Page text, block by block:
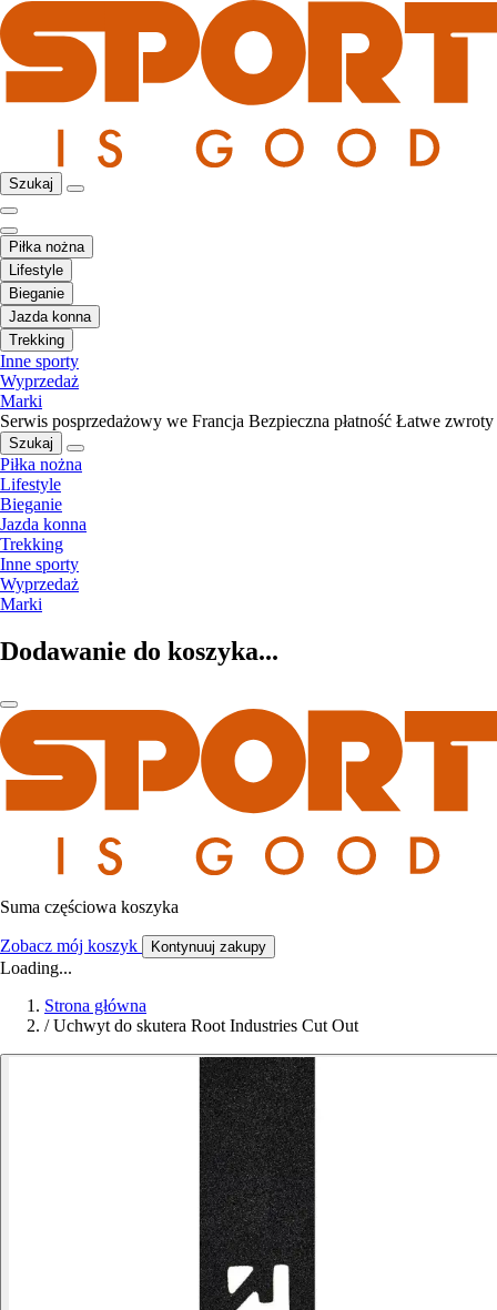
Szukaj
Piłka nożna
Lifestyle
Bieganie
Jazda konna
Trekking
Inne sporty
Wyprzedaż
Marki
Serwis posprzedażowy we Francja Bezpieczna płatność Łatwe zwroty
Szukaj
Piłka nożna
Lifestyle
Bieganie
Jazda konna
Trekking
Inne sporty
Wyprzedaż
Marki
Dodawanie do koszyka...
Suma częściowa koszyka
Zobacz mój koszyk Kontynuuj zakupy
Loading...
Strona główna
/ Uchwyt do skutera Root Industries Cut Out